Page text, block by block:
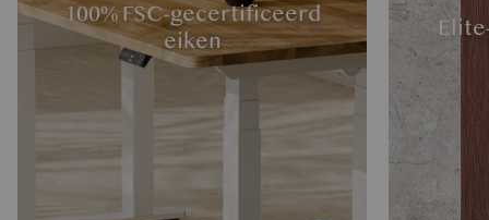
100% FSC-gecertificeerd
eiken